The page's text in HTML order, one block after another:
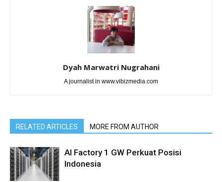
Dyah Marwatri Nugrahani
A journalist in www.vibizmedia.com
RELATED ARTICLES MORE FROM AUTHOR
AI Factory 1 GW Perkuat Posisi
Indonesia